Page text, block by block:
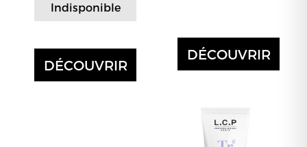
Indisponible
DÉCOUVRIR
DÉCOUVRIR